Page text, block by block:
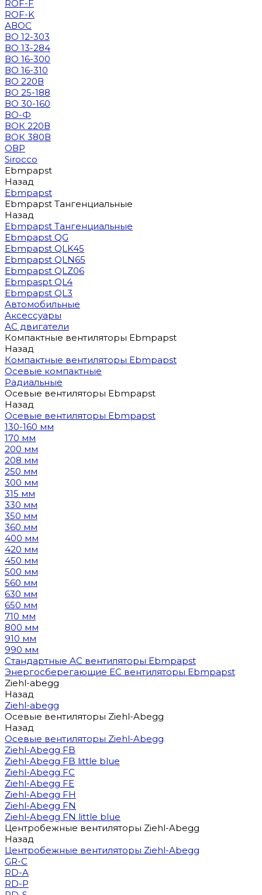
ROF-F
ROF-K
АВОС
ВО 12-303
ВО 13-284
ВО 16-300
ВО 16-310
ВО 220В
ВО 25-188
ВО 30-160
ВО-Ф
ВОК 220В
ВОК 380В
ОВР
Sirocco
Ebmpapst
Назад
Ebmpapst
Ebmpapst Тангенциальные
Назад
Ebmpapst Тангенциальные
Ebmpapst QG
Ebmpapst QLK45
Ebmpapst QLN65
Ebmpapst QLZ06
Ebmpaspt QL4
Ebmpapst QL3
Автомобильные
Аксессуары
АС двигатели
Компактные вентиляторы Ebmpapst
Назад
Компактные вентиляторы Ebmpapst
Осевые компактные
Радиальные
Осевые вентиляторы Ebmpapst
Назад
Осевые вентиляторы Ebmpapst
130-160 мм
170 мм
200 мм
208 мм
250 мм
300 мм
315 мм
330 мм
350 мм
360 мм
400 мм
420 мм
450 мм
500 мм
560 мм
630 мм
650 мм
710 мм
800 мм
910 мм
990 мм
Стандартные AC вентиляторы Ebmpapst
Энергосберегающие EC вентиляторы Ebmpapst
Ziehl-abegg
Назад
Ziehl-abegg
Осевые вентиляторы Ziehl-Abegg
Назад
Осевые вентиляторы Ziehl-Abegg
Ziehl-Abegg FB
Ziehl-Abegg FB little blue
Ziehl-Abegg FC
Ziehl-Abegg FE
Ziehl-Abegg FH
Ziehl-Abegg FN
Ziehl-Abegg FN little blue
Центробежные вентиляторы Ziehl-Abegg
Назад
Центробежные вентиляторы Ziehl-Abegg
GR-C
RD-A
RD-P